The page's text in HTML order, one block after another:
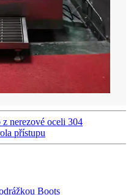
nerezové oceli 304
přístupu